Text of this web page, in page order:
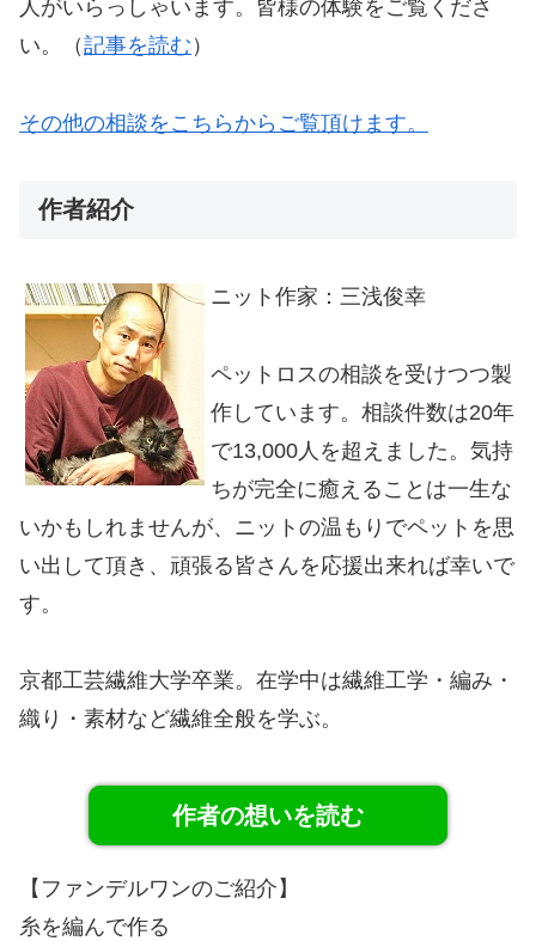
人がいらっしゃいます。皆様の体験をご覧くださ
い。（記事を読む ）
その他の相談をこちらからご覧頂けます。
作者紹介
ニット作家：三浅俊幸
ペットロスの相談を受けつつ製
作しています。相談件数は20年
で13,000人を超えました。気持
ちが完全に癒えることは一生な
いかもしれませんが、ニットの温もりでペットを思
い出して頂き、頑張る皆さんを応援出来れば幸いで
す。
京都工芸繊維大学卒業。在学中は繊維工学・編み・
織り・素材など繊維全般を学ぶ。
作者の想いを読む
【ファンデルワンのご紹介】
糸を編んで作る